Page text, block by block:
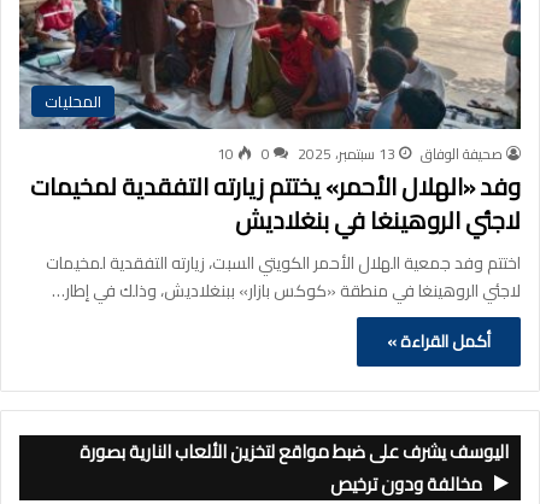
المحليات
صحيفة الوفاق 13 سبتمبر، 2025 0
10
وفد «الهلال الأحمر» يختتم زيارته التفقدية لمخيمات
لاجئي الروهينغا في بنغلاديش
اختتم وفد جمعية الهلال الأحمر الكويتي السبت، زيارته التفقدية لمخيمات
لاجئي الروهينغا في منطقة «كوكس بازار» ببنغلاديش، وذلك في إطار…
أكمل القراءة »
اليوسف يشرف على ضبط مواقع لتخزين الألعاب النارية بصورة
مخالفة ودون ترخيص